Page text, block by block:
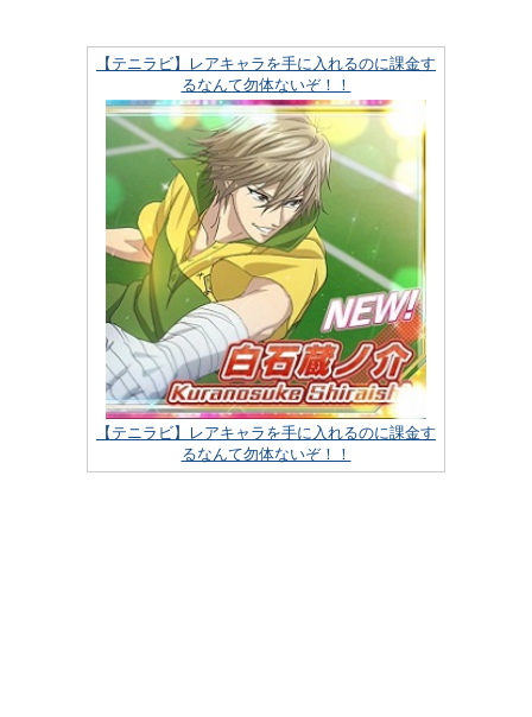
【テニラビ】レアキャラを手に入れるのに課金す
るなんて勿体ないぞ！！
【テニラビ】レアキャラを手に入れるのに課金す
るなんて勿体ないぞ！！